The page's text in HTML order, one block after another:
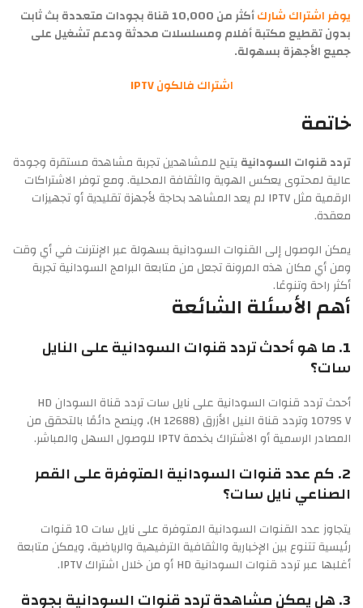
يوفر اشتراك شارك
أكثر من 10,000 قناة بجودات متعددة بث ثابت
بدون تقطيع مكتبة أفلام ومسلسلات محدثة ودعم تشغيل على
جميع الأجهزة بسهولة.
اشتراك فالكون IPTV
خاتمة
تردد قنوات السودانيةيتيح للمشاهدين تجربة مشاهدة مستقرة وجودة
عالية لمحتوى يعكس الهوية والثقافة المحلية. ومع توفر الاشتراكات
الرقمية مثل IPTV لم يعد المشاهد بحاجة لأجهزة تقليدية أو تجهيزات
معقدة.
يمكن الوصول إلى القنوات السودانية بسهولة عبر الإنترنت في أي وقت
ومن أي مكان هذه المرونة تجعل من متابعة البرامج السودانية تجربة
أكثر راحة وتنوعًا.
أهم الأسئلة الشائعة
1. ما هو أحدث تردد قنوات السودانية على النايل
سات؟
أحدث تردد قنوات السودانية على نايل سات تردد قناة السودان HD
10795 V وتردد قناة النيل الأزرق (12688 H)، وينصح دائمًا بالتحقق من
المصادر الرسمية أو الاشتراك بخدمة IPTV للوصول السهل والمباشر.
2. كم عدد قنوات السودانية المتوفرة على القمر
الصناعي نايل سات؟
يتجاوز عدد القنوات السودانية المتوفرة على نايل سات 10 قنوات
رئيسية تتنوع بين الإخبارية والثقافية الترفيهية والرياضية، ويمكن متابعة
أغلبها عبر تردد قنوات السودانية HD أو من خلال اشتراك IPTV.
3. هل يمكن مشاهدة تردد قنوات السودانية بجودة